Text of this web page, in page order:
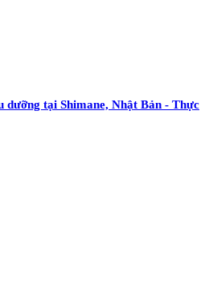
dưỡng tại Shimane, Nhật Bản - Thực